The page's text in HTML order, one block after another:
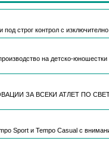
под строг контрол с
на детско-
ЗА ВСЕКИ АТЛЕТ ПО СВЕТА.
Sport и Tempo Casual с